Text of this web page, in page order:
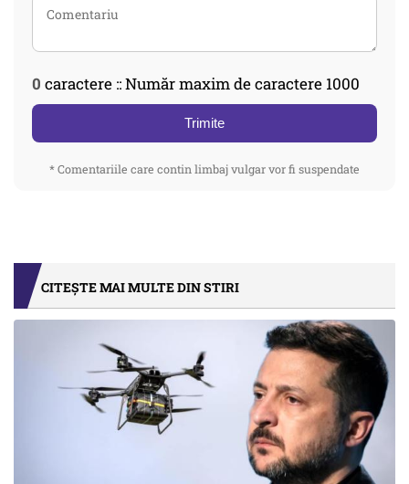
0 caractere :: Număr maxim de caractere 1000
Trimite
* Comentariile care contin limbaj vulgar vor fi suspendate
CITEȘTE MAI MULTE DIN STIRI